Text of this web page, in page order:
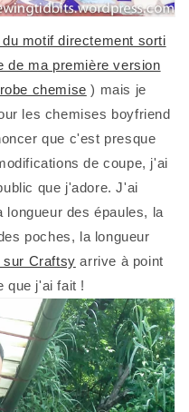
du motif directement sorti
de ma première version
chemise ) mais je
les chemises boyfriend
que c'est presque
de coupe, j'ai
que j'adore. J'ai
longueur des épaules, la
poches, la longueur
sur Craftsy arrive à point
que j'ai fait !